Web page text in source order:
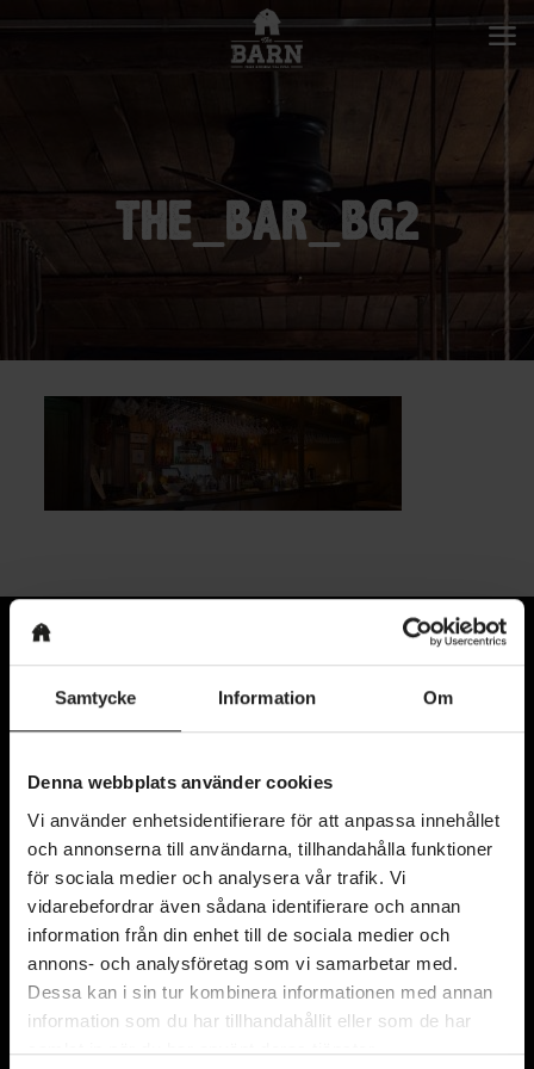
Samtycke Information Om
Denna webbplats använder cookies
Vi använder enhetsidentifierare för att anpassa innehållet
och annonserna till användarna, tillhandahålla funktioner
för sociala medier och analysera vår trafik. Vi
vidarebefordrar även sådana identifierare och annan
information från din enhet till de sociala medier och
annons- och analysföretag som vi samarbetar med.
Dessa kan i sin tur kombinera informationen med annan
information som du har tillhandahållit eller som de har
samlat in när du har använt deras tjänster.
THE_BAR_BG2
Kyrkogatan 11
411 15 Göteborg
Karta